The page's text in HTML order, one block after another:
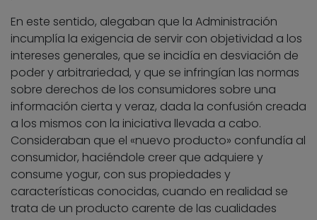
En este sentido, alegaban que la Administración
incumplía la exigencia de servir con objetividad a los
intereses generales, que se incidía en desviación de
poder y arbitrariedad, y que se infringían las normas
sobre derechos de los consumidores sobre una
información cierta y veraz, dada la confusión creada
a los mismos con la iniciativa llevada a cabo.
Consideraban que el «nuevo producto» confundía al
consumidor, haciéndole creer que adquiere y
consume yogur, con sus propiedades y
características conocidas, cuando en realidad se
trata de un producto carente de las cualidades